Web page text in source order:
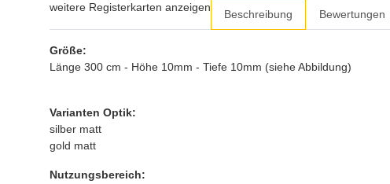
weitere Registerkarten anzeigen
Beschreibung Bewertungen
Größe:
Länge 300 cm - Höhe 10mm - Tiefe 10mm (siehe Abbildung)
Varianten Optik:
silber matt
gold matt
Nutzungsbereich: